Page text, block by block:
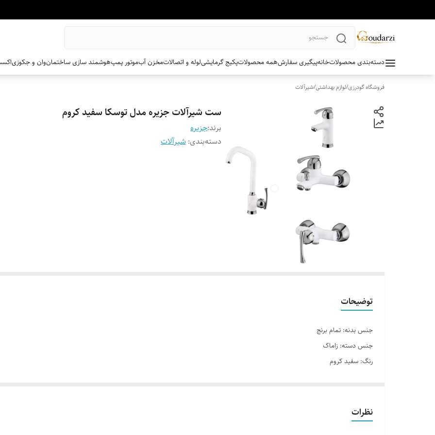
دسته‌بندی محصولاتخانهپیگیری سفارشهمه محصولاتپکیج گرمایشیلوله و اتصالاتمخزن آبموتور پمپهوشمند سازی ساختمانوان و جکوزی
فروشگاه گودرزی/لوازم بهداشتی/شیرآلات
ست شیرآلات جزیره مدل توسکا سفید کروم
برند:جزیره
دسته‌بندی: شیرآلات
توضیحات
جنس بدنه: تمام برنج
جنس دسته: زاماک
رنگ: سفید کروم
تولید کننده: شیرآلات جزیره
نظرات